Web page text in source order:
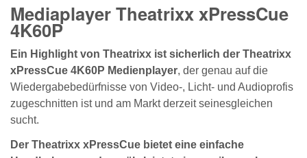
Mediaplayer Theatrixx xPressCue
4K60P
Ein Highlight von Theatrixx ist sicherlich der Theatrixx
xPressCue 4K60P Medienplayer, der genau auf die
Wiedergabebedürfnisse von Video-, Licht- und Audioprofis
zugeschnitten ist und am Markt derzeit seinesgleichen
sucht.
Der Theatrixx xPressCue bietet eine einfache